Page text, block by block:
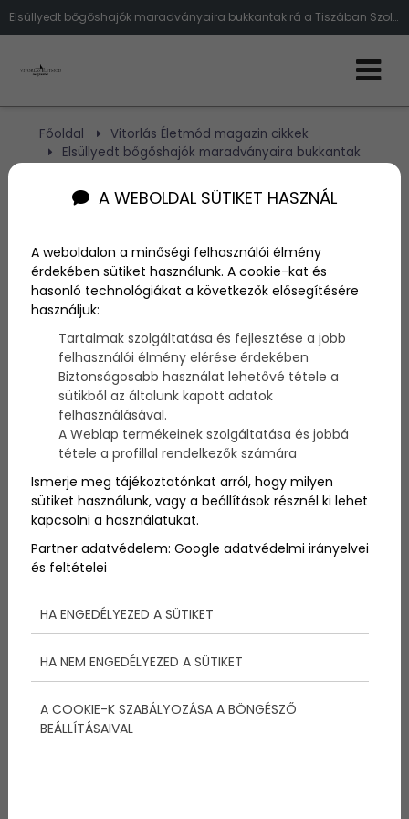
Elsüllyedt bőgőshajók maradványaira bukkantak rá a Tiszában Szolnoknál
Főoldal
Vitorlás Életmód magazin cikkek
Elsüllyedt bőgőshajók maradványaira bukkantak
maradványaira bukkantak
a Tiszában Szolnoknál
Szerző:admin
2015. október 5.
Szolnokegykori hajós életének tárgyi emlékeire, két
elsüllyedtbőgőshajó maradványairabukkantak
minap helyi lakosok aTiszaalacsony vízállásának
köszönhetően a Belvárosi nagytemplomnál levő
folyószakaszon - közölte a szolnoki Damjanich János
Múzeum régésze hétfőn az MTI-vel.
A WEBOLDAL SÜTIKET HASZNÁL
A weboldalon a minőségi felhasználói élmény
érdekében sütiket használunk. A cookie-kat és
hasonló technológiákat a következők elősegítésére
használjuk:
Tartalmak szolgáltatása és fejlesztése a jobb
felhasználói élmény elérése érdekében
Biztonságosabb használat lehetővé tétele a
sütikből az általunk kapott adatok
felhasználásával.
A Weblap termékeinek szolgáltatása és jobbá
tétele a profillal rendelkezők számára
Ismerje meg tájékoztatónkat arról, hogy milyen
sütiket használunk, vagy a beállítások résznél ki lehet
kapcsolni a használatukat.
Partner adatvédelem: Google adatvédelmi irányelvei
és feltételei
HA ENGEDÉLYEZED A SÜTIKET
HA NEM ENGEDÉLYEZED A SÜTIKET
A COOKIE-K SZABÁLYOZÁSA A BÖNGÉSZŐ
BEÁLLÍTÁSAIVAL